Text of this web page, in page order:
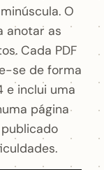
O
anotar as
Cada PDF
se de forma
e inclui uma
página